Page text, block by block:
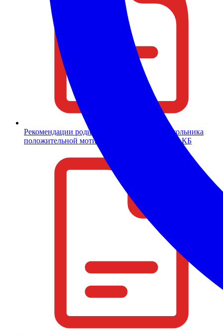
Рекомендации родителям по развитию у школьника
положительной мотивации обучения
436 КБ